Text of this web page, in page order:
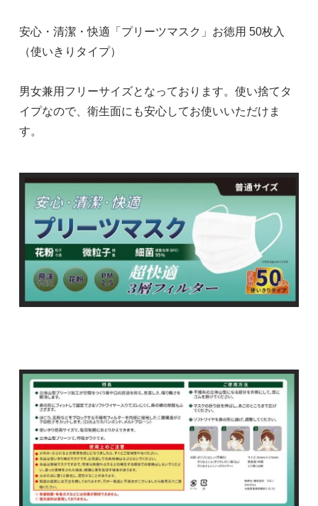
安心・清潔・快適「プリーツマスク」お徳用 50枚入
（使いきりタイプ）
男女兼用フリーサイズとなっております。使い捨てタ
イプなので、衛生面にも安心してお使いいただけま
す。